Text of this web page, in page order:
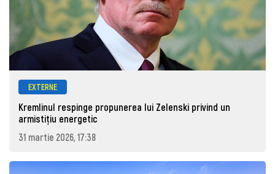
EXTERNE
Kremlinul respinge propunerea lui Zelenski privind un
armistițiu energetic
31 martie 2026, 17:38